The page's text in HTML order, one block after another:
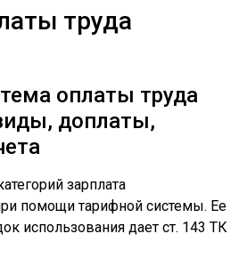
труда
оплаты труда
доплаты,
зарплата
помощи тарифной системы. Ее
использования дает ст. 143 ТК